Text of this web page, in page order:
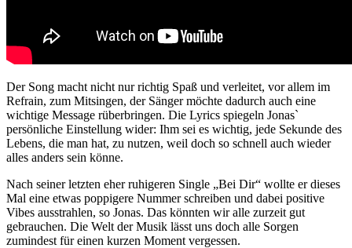
Der Song macht nicht nur richtig Spaß und verleitet, vor allem im
Refrain, zum Mitsingen, der Sänger möchte dadurch auch eine
wichtige Message rüberbringen. Die Lyrics spiegeln Jonas`
persönliche Einstellung wider: Ihm sei es wichtig, jede Sekunde des
Lebens, die man hat, zu nutzen, weil doch so schnell auch wieder
alles anders sein könne.
Nach seiner letzten eher ruhigeren Single „Bei Dir“ wollte er dieses
Mal eine etwas poppigere Nummer schreiben und dabei positive
Vibes ausstrahlen, so Jonas. Das könnten wir alle zurzeit gut
gebrauchen. Die Welt der Musik lässt uns doch alle Sorgen
zumindest für einen kurzen Moment vergessen.